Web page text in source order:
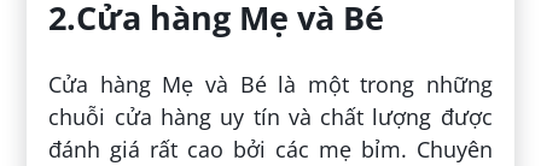
2.Cửa hàng Mẹ và Bé
Cửa hàng Mẹ và Bé là một trong những
chuỗi cửa hàng uy tín và chất lượng được
đánh giá rất cao bởi các mẹ bỉm. Chuyên